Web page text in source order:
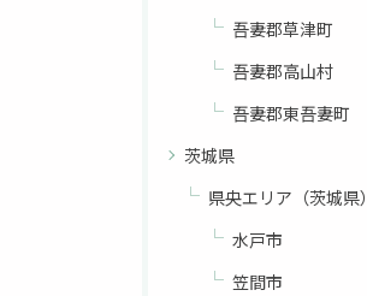
吾妻郡草津町
吾妻郡高山村
吾妻郡東吾妻町
茨城県
県央エリア（茨城県）
水戸市
笠間市